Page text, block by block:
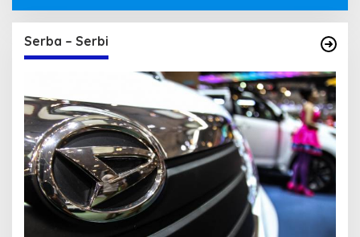
Serba – Serbi